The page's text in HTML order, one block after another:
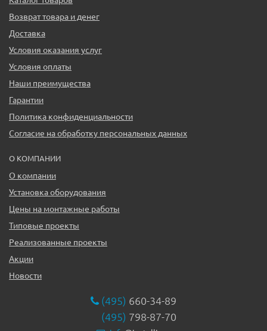
Возврат товара и денег
Доставка
Условия оказания услуг
Условия оплаты
Наши преимущества
Гарантии
Политика конфиденциальности
Согласие на обработку персональных данных
О КОМПАНИИ
О компании
Установка оборудования
Цены на монтажные работы
Типовые проекты
Реализованные проекты
Акции
Новости
(495) 660-34-89
(495) 798-87-70